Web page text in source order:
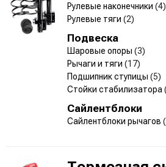
Рулевые наконечники (4)
Рулевые тяги (2)
Подвеска
Шаровые опоры (3)
Рычаги и тяги (17)
Подшипник ступицы (5)
Стойки стабилизатора
Сайлентблоки
Сайлентблоки рычагов